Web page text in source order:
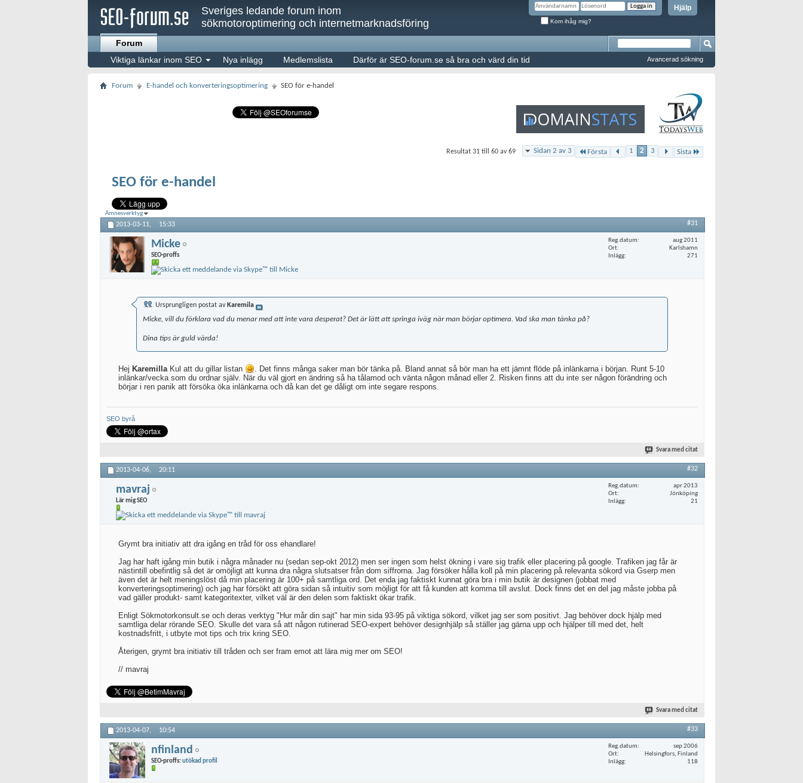
Hjälp
Kom ihåg mig?
Sveriges ledande forum inom
sökmotoroptimering och internetmarknadsföring
Forum
Viktiga länkar inom SEO
Nya inlägg Medlemslista Därför är SEO-forum.se så bra och värd din tid Avancerad sökning
Forum E-handel och konverteringsoptimering SEO för e-handel
Sidan 2 av 3 Första 1 2 3 Sista
Resultat 31 till 60 av 69
SEO för e-handel
Ämnesverktyg
2013-03-11, 15:33 #31
Micke
SEO-proffs
Reg.datum
aug 2011
Ort
Karlshamn
Inlägg
271
Ursprungligen postat av Karemila
Micke, vill du förklara vad du menar med att inte vara desperat? Det är lätt att springa iväg när man börjar optimera. Vad ska man tänka på?
Dina tips är guld värda!
Hej KaremillaKul att du gillar listan
. Det finns många saker man bör tänka på. Bland annat så bör man ha ett jämnt flöde på inlänkarna i början. Runt 5-10
inlänkar/vecka som du ordnar själv. När du väl gjort en ändring så ha tålamod och vänta någon månad eller 2. Risken finns att du inte ser någon förändring och
börjar i ren panik att försöka öka inlänkarna och då kan det ge dåligt om inte segare respons.
SEO byrå
Svara med citat
2013-04-06, 20:11 #32
mavraj
Lär mig SEO
Reg.datum
apr 2013
Ort
Jönköping
Inlägg
21
Grymt bra initiativ att dra igång en tråd för oss ehandlare!
Jag har haft igång min butik i några månader nu (sedan sep-okt 2012) men ser ingen som helst ökning i vare sig trafik eller placering på google. Trafiken jag får är
nästintill obefintlig så det är omöjligt att kunna dra några slutsatser från dom siffrorna. Jag försöker hålla koll på min placering på relevanta sökord via Gserp men
även det är helt meningslöst då min placering är 100+ på samtliga ord. Det enda jag faktiskt kunnat göra bra i min butik är designen (jobbat med
konverteringsoptimering) och jag har försökt att göra sidan så intuitiv som möjligt för att få kunden att komma till avslut. Dock finns det en del jag måste jobba på
vad gäller produkt- samt kategoritexter, vilket väl är den delen som faktiskt ökar trafik.
Enligt Sökmotorkonsult.se och deras verktyg "Hur mår din sajt" har min sida 93-95 på viktiga sökord, vilket jag ser som positivt. Jag behöver dock hjälp med
samtliga delar rörande SEO. Skulle det vara så att någon rutinerad SEO-expert behöver designhjälp så ställer jag gärna upp och hjälper till med det, helt
kostnadsfritt, i utbyte mot tips och trix kring SEO.
Återigen, grymt bra initiativ till tråden och ser fram emot att lära mig mer om SEO!
// mavraj
Svara med citat
2013-04-07, 10:54 #33
nfinland
SEO-proffs:utökad profil
Reg.datum
sep 2006
Ort
Helsingfors, Finland
Inlägg
118